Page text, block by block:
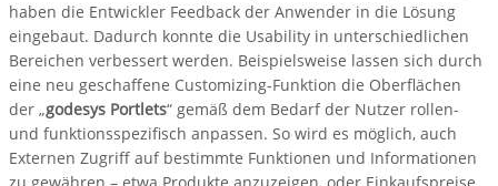
haben die Entwickler Feedback der Anwender in die Lösung
eingebaut. Dadurch konnte die Usability in unterschiedlichen
Bereichen verbessert werden. Beispielsweise lassen sich durch
eine neu geschaffene Customizing-Funktion die Oberflächen
der „godesys Portlets“ gemäß dem Bedarf der Nutzer rollen-
und funktionsspezifisch anpassen. So wird es möglich, auch
Externen Zugriff auf bestimmte Funktionen und Informationen